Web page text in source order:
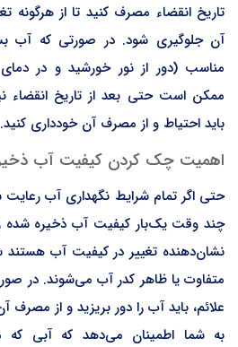
تاریخ انقضاء مصرف کنید تا از هرگونه
آن جلوگیری شود. در صورتی که آب
مناسب (دور از نور خورشید و در
ممکن است حتی بعد از تاریخ انقضاء
باید احتیاط و از مصرف آن خودداری کنید.
اهمیت چک کردن کیفیت آب
حتی اگر تمام شرایط نگهداری آب رعایت
چند وقت یک‌بار کیفیت آب ذخیره شده
نشان‌دهنده تغییر در کیفیت آب
متفاوت یا ظاهر کدر آب می‌شوند. در
علائم، باید آب را دور بریزید و از مصرف
به شما اطمینان می‌دهد که آبی که